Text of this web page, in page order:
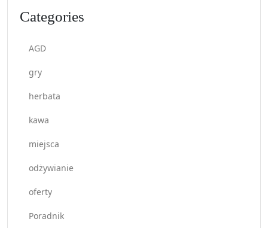
Categories
AGD
gry
herbata
kawa
miejsca
odżywianie
oferty
Poradnik